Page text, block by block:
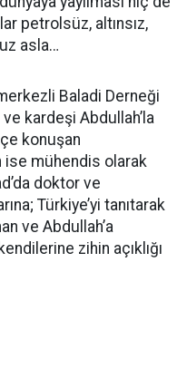
petrolsüz, altınsız,
asla…
Baladi Derneği
kardeşi Abdullah’la
konuşan
ise mühendis olarak
doktor ve
Türkiye’yi tanıtarak
ve Abdullah’a
zihin açıklığı